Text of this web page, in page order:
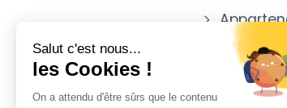
Salut c'est nous...
les Cookies !
On a attendu d'être sûrs que le contenu